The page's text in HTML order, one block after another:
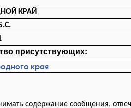
КРАЙ
присутствующих:
края
содержание сообщения,